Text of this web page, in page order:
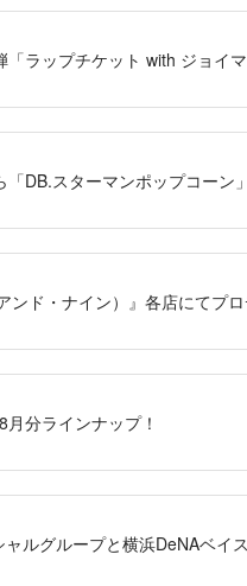
「ラップチケット with ジョイ
DB.スターマンポップコーン
ンド・ナイン）』各店にてプ
分ラインナップ！
ャルグループと横浜DeNAベイ